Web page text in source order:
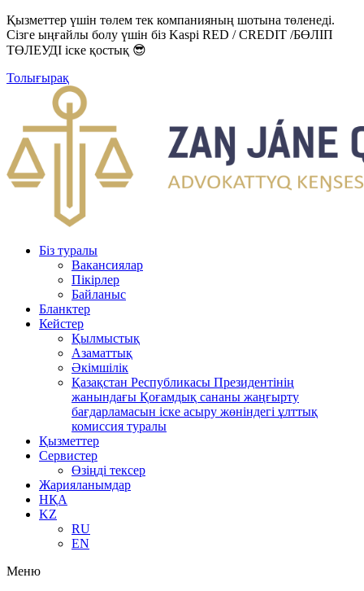
Қызметтер үшін төлем тек компанияның шотына төленеді.
Сізге ыңғайлы болу үшін біз Kaspi RED / CREDIT /БӨЛІП
ТӨЛЕУДІ іске қостық 😎
Толығырақ
Біз туралы
Вакансиялар
Пікірлер
Байланыс
Бланктер
Кейстер
Қылмыстық
Азаматтық
Әкімшілік
Қазақстан Республикасы Президентінің
жанындағы Қоғамдық сананы жаңғырту
бағдарламасын іске асыру жөніндегі ұлттық
комиссия туралы
Қызметтер
Сервистер
Өзіңді тексер
Жарияланымдар
НҚА
KZ
RU
EN
Меню